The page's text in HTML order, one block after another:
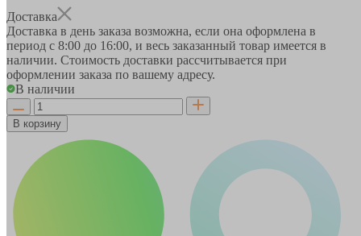
Доставка
Доставка в день заказа возможна, если она оформлена в
период с 8:00 до 16:00, и весь заказанный товар имеется в
наличии. Стоимость доставки рассчитывается при
оформлении заказа по вашему адресу.
В наличии
В корзину